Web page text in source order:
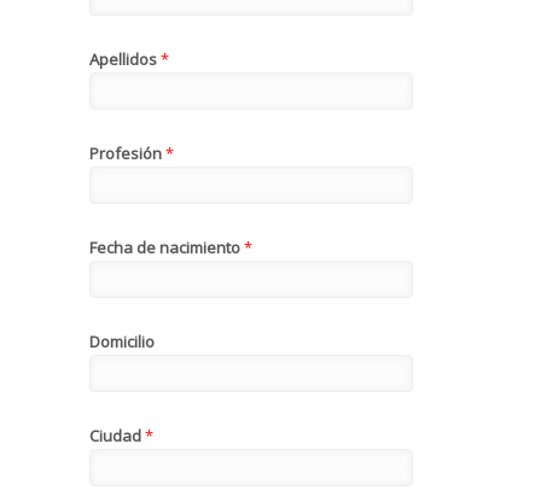
Apellidos*
Profesión*
Fecha de nacimiento*
Domicilio
Ciudad*